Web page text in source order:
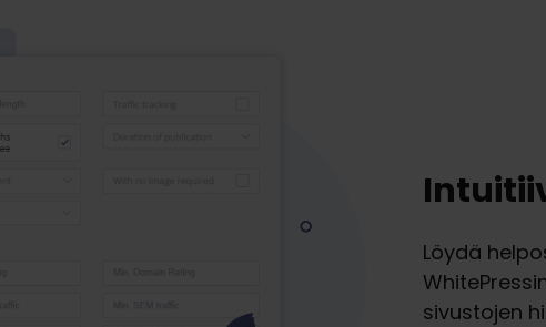
Löydä
sivustojen